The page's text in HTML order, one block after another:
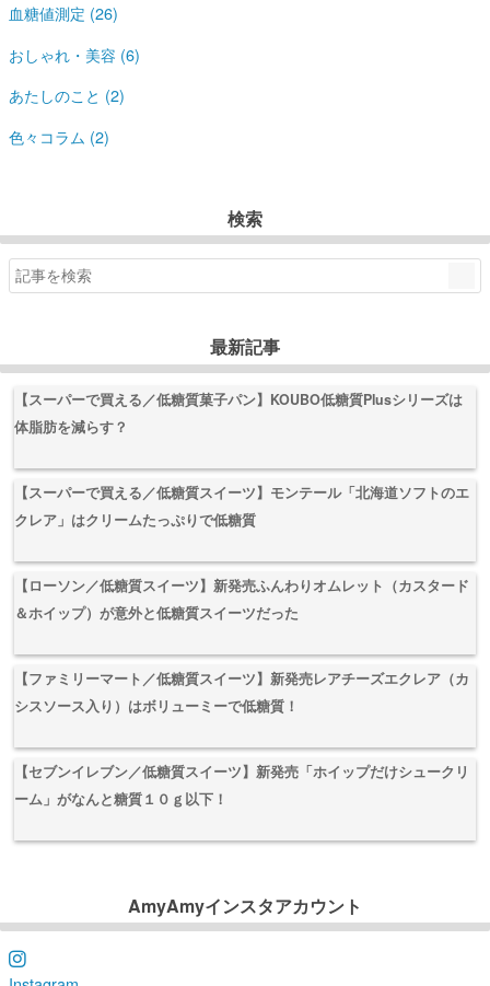
血糖値測定 (26)
おしゃれ・美容 (6)
あたしのこと (2)
色々コラム (2)
検索
最新記事
【スーパーで買える／低糖質菓子パン】KOUBO低糖質Plusシリーズは
体脂肪を減らす？
【スーパーで買える／低糖質スイーツ】モンテール「北海道ソフトのエ
クレア」はクリームたっぷりで低糖質
【ローソン／低糖質スイーツ】新発売ふんわりオムレット（カスタード
＆ホイップ）が意外と低糖質スイーツだった
【ファミリーマート／低糖質スイーツ】新発売レアチーズエクレア（カ
シスソース入り）はボリューミーで低糖質！
【セブンイレブン／低糖質スイーツ】新発売「ホイップだけシュークリ
ーム」がなんと糖質１０ｇ以下！
AmyAmyインスタアカウント